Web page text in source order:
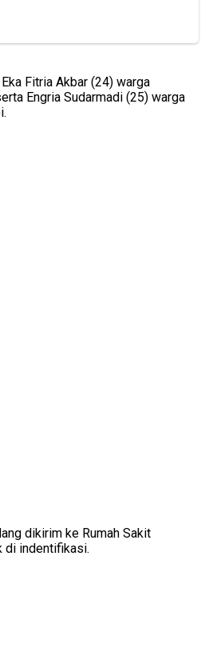
Fitria Akbar (24) warga
Engria Sudarmadi (25) warga
dikirim ke Rumah Sakit
di indentifikasi.